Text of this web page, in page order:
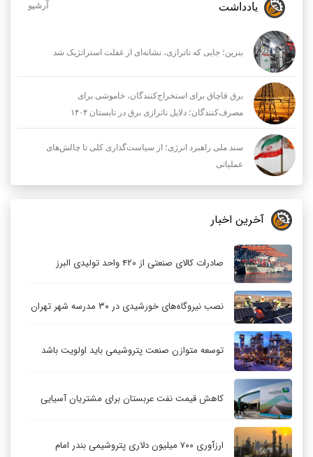
یادداشت آرشیو
بنزین؛ جایی که ناترازی، نشانه‌ای از غفلت استراتژیک شد
برق قاچاق برای استخراج‌کنندگان، خاموشی برای
مصرف‌کنندگان؛ دلایل ناترازی برق در تابستان ۱۴۰۴
سند ملی راهبرد انرژی؛ از سیاست‌گذاری کلی تا چالش‌های
عملیاتی
آخرین اخبار
صادرات کالای صنعتی از ۴۲۰ واحد تولیدی البرز
نصب نیروگاه‌های خورشیدی در ۳۰ مدرسه شهر تهران
توسعه متوازن صنعت پتروشیمی باید اولویت باشد
کاهش قیمت نفت عربستان برای مشتریان آسیایی
ارزآوری ۷۰۰ میلیون دلاری پتروشیمی بندر امام